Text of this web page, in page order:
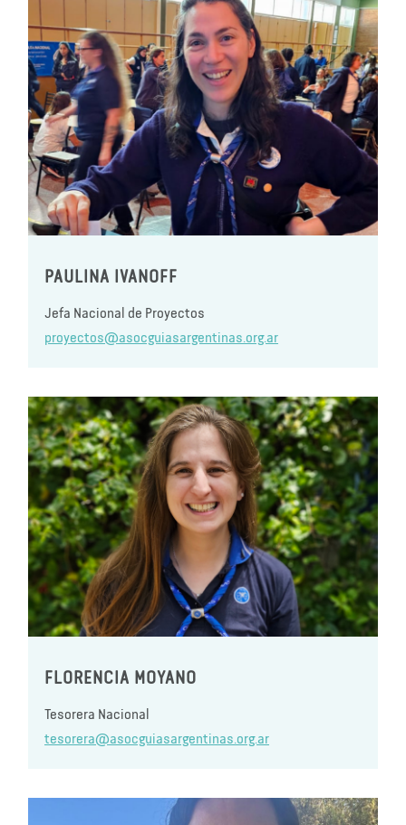
PAULINA IVANOFF
Jefa Nacional de Proyectos
proyectos@asocguiasargentinas.org.ar
FLORENCIA MOYANO
Tesorera Nacional
tesorera@asocguiasargentinas.org.ar